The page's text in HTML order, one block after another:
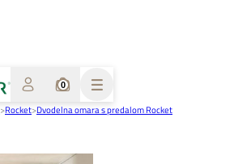
0
>Rocket>Dvodelna omara s predalom Rocket